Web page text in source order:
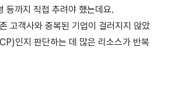
등까지 직접 추려야 했는데요.
고객사와 중복된 기업이 걸러지지 않았
인지 판단하는 데 많은 리소스가 반복